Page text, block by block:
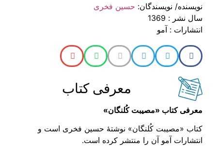
نویسنده/ نویسندگان: حسین فخری
سال نشر : 1369
انتشارات : آمو
معرفی کتاب
معرفی کتاب «مصیبت کُلنگان»
کتاب «مصیبت کُلنگان» نوشتهٔ حسین فخری است و
انتشارات آمو آن را منتشر کرده است.